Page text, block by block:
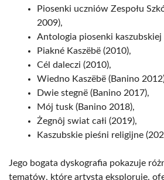
Piosenki uczniów Zespołu
2009),
Antologia piosenki kaszubskiej
Piakné Kaszëbë (2010),
Cél daleczi (2010),
Wiedno Kaszëbë (Banino
Dwie stegnë (Banino 2017),
Mój tusk (Banino 2018),
Żegnôj swiat całi (2019),
Kaszubskie pieśni religijne
Jego bogata dyskografia pokazuje
tematów, które artysta eksploruje,